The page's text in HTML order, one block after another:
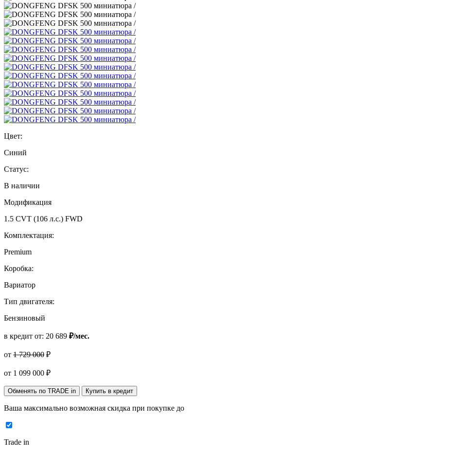
Цвет:
Синий
Статус:
В наличии
Модификация
1.5 CVT (106 л.с.) FWD
Комплектация:
Premium
Коробка:
Вариатор
Тип двигателя:
Бензиновый
в кредит от: 20 689 ₽/мес.
от 1 729 000 ₽
от 1 099 000 ₽
Обменять по TRADE in Купить в кредит
Ваша максимально возможная скидка при покупке до
Trade in